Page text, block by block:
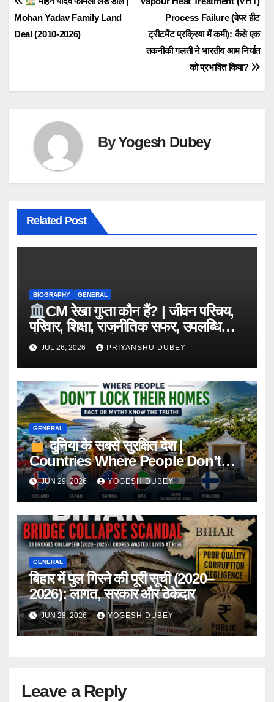
navigation
Process Failure (वेपर हीट
ट्रीटमेंट प्रक्रिया में कमी): कैसे एक
तकनीकी गलती ने भारतीय आम निर्यात
को प्रभावित किया?
Mohan Yadav Family Land
Deal (2010-2026)
ByYogesh Dubey
Related Post
BIOGRAPHY GENERAL
CM रेखा गुप्ता कौन हैं? | जीवन परिचय,
परिवार, शिक्षा, राजनीतिक सफर, उपलब्धियां,
योजनाएं, विवाद और 2026 की पूरी जानकारी
JUL 26, 2026 PRIYANSHU DUBEY
GENERAL
दुनिया के सबसे सुरक्षित देश |
Countries Where People Don’t
Lock Their Homes
JUN 29, 2026 YOGESH DUBEY
GENERAL
बिहार में पुल गिरने की पूरी सूची (2020–
2026): लागत, सरकार और ठेकेदार
JUN 28, 2026 YOGESH DUBEY
Leave a Reply